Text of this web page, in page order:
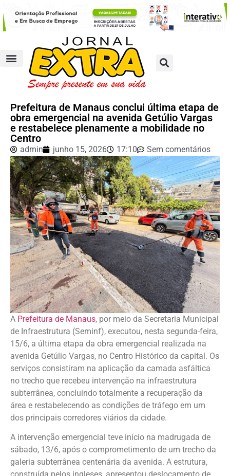
Prefeitura de Manaus conclui última etapa de
obra emergencial na avenida Getúlio Vargas
e restabelece plenamente a mobilidade no
Centro
admin junho 15, 2026 17:10 Sem comentários
A Prefeitura de Manaus, por meio da Secretaria Municipal
de Infraestrutura (Seminf), executou, nesta segunda-feira,
15/6, a última etapa da obra emergencial realizada na
avenida Getúlio Vargas, no Centro Histórico da capital. Os
serviços consistiram na aplicação da camada asfáltica
no trecho que recebeu intervenção na infraestrutura
subterrânea, concluindo totalmente a recuperação da
área e restabelecendo as condições de tráfego em um
dos principais corredores viários da cidade.
A intervenção emergencial teve início na madrugada de
sábado, 13/6, após o comprometimento de um trecho da
galeria subterrânea centenária da avenida. A estrutura,